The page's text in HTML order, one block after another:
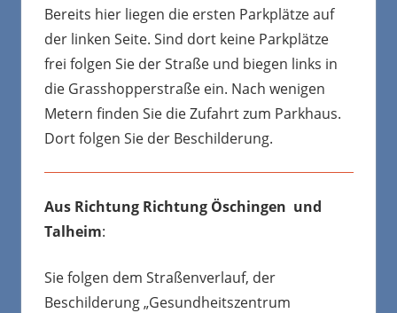
Bereits hier liegen die ersten Parkplätze auf
der linken Seite. Sind dort keine Parkplätze
frei folgen Sie der Straße und biegen links in
die Grasshopperstraße ein. Nach wenigen
Metern finden Sie die Zufahrt zum Parkhaus.
Dort folgen Sie der Beschilderung.
Aus Richtung Richtung Öschingen und
Talheim:
Sie folgen dem Straßenverlauf, der
Beschilderung „Gesundheitszentrum